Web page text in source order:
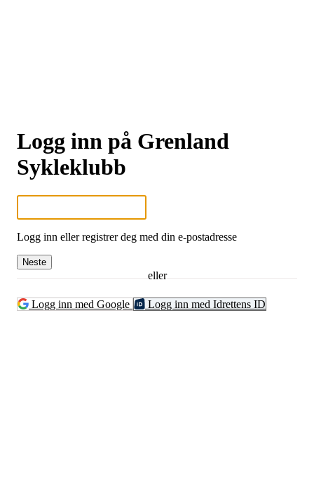
Logg inn på Grenland
Sykleklubb
Logg inn eller registrer deg med din e-postadresse
Neste
eller
Logg inn med Google Logg inn med Idrettens ID